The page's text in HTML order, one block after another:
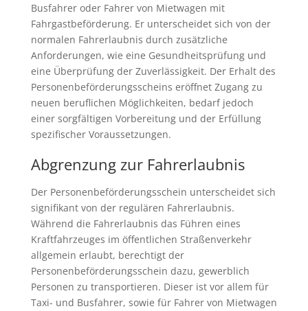
Busfahrer oder Fahrer von Mietwagen mit
Fahrgastbeförderung. Er unterscheidet sich von der
normalen Fahrerlaubnis durch zusätzliche
Anforderungen, wie eine Gesundheitsprüfung und
eine Überprüfung der Zuverlässigkeit. Der Erhalt des
Personenbeförderungsscheins eröffnet Zugang zu
neuen beruflichen Möglichkeiten, bedarf jedoch
einer sorgfältigen Vorbereitung und der Erfüllung
spezifischer Voraussetzungen.
Abgrenzung zur Fahrerlaubnis
Der Personenbeförderungsschein unterscheidet sich
signifikant von der regulären Fahrerlaubnis.
Während die Fahrerlaubnis das Führen eines
Kraftfahrzeuges im öffentlichen Straßenverkehr
allgemein erlaubt, berechtigt der
Personenbeförderungsschein dazu, gewerblich
Personen zu transportieren. Dieser ist vor allem für
Taxi- und Busfahrer, sowie für Fahrer von Mietwagen